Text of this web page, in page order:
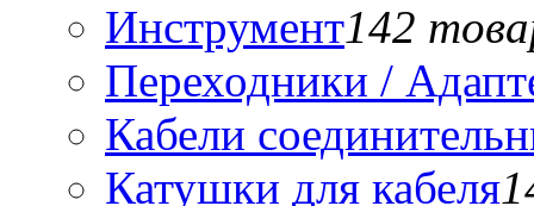
Инструмент142
Переходники /
Кабели
Катушки для кабеля